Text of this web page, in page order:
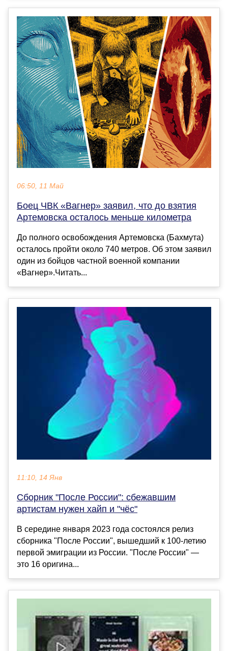
06:50, 11 Май
Боец ЧВК «Вагнер» заявил, что до взятия
Артемовска осталось меньше километра
До полного освобождения Артемовска (Бахмута)
осталось пройти около 740 метров. Об этом заявил
один из бойцов частной военной компании
«Вагнер».Читать...
11:10, 14 Янв
Сборник "После России": сбежавшим
артистам нужен хайп и "чёс"
В середине января 2023 года состоялся релиз
сборника "После России", вышедший к 100-летию
первой эмиграции из России. "После России" —
это 16 оригина...